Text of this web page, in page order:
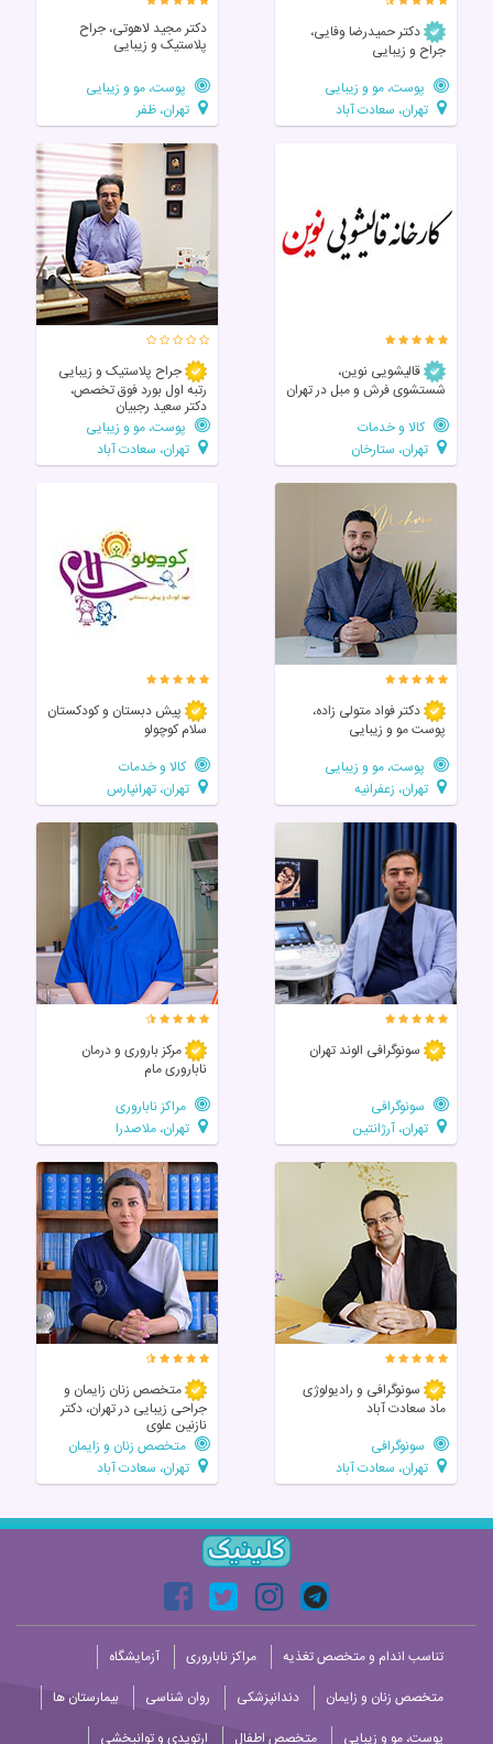
دکتر حمیدرضا وفایی،
جراح و زیبایی
پوست، مو و زیبایی
تهران، سعادت آباد
دکتر مجید لاهوتی، جراح
پلاستیک و زیبایی
پوست، مو و زیبایی
تهران، ظفر
قالیشویی نوین،
شستشوی فرش و مبل در تهران
کالا و خدمات
تهران، ستارخان
جراح پلاستیک و زیبایی
رتبه اول بورد فوق تخصص،
دکتر سعید رجبیان
پوست، مو و زیبایی
تهران، سعادت آباد
دکتر فواد متولی زاده،
پوست مو و زیبایی
پوست، مو و زیبایی
تهران، زعفرانیه
پیش دبستان و کودکستان
سلام کوچولو
کالا و خدمات
تهران، تهرانپارس
سونوگرافی الوند تهران
سونوگرافی
تهران، آرژانتین
مرکز باروری و درمان
ناباروری مام
مراکز ناباروری
تهران، ملاصدرا
سونوگرافی و رادیولوژی
ماد سعادت آباد
سونوگرافی
تهران، سعادت آباد
متخصص زنان زایمان و
جراحی زیبایی در تهران، دکتر
نازنین علوی
متخصص زنان و زایمان
تهران، سعادت آباد
تناسب اندام و متخصص تغذیه مراکز ناباروری
آزمایشگاه
متخصص زنان و زایمان
دندانپزشکی روان شناسی
بیمارستان ها
پوست، مو و زیبایی
متخصص اطفال ارتوپدی و توانبخشی